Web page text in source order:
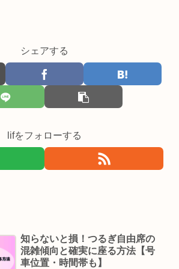
シェアする
lifをフォローする
知らないと損！つるぎ自由席の
混雑傾向と確実に座る方法【号
車位置・時間帯も】